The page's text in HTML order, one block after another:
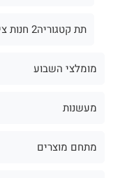
תת קטגוריה2 חנות ציוד
מומלצי השבוע
מעשנות
מתחם מוצרים